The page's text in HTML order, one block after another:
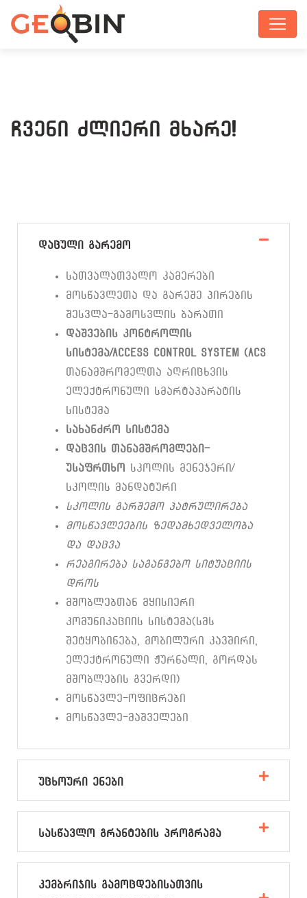
ჩვენი ძლიერი მხარე!
დაცული გარემო
სათვალათვალო კამერები
მოსწავლეთა და გარეშე პირების
შესვლა-გამოსვლის ბარათი
დაშვების კონტროლის
სისტემა/Access Control System (ACS
თანამშრომელთა აღრიცხვის
ელექტრონული სმარტაპარატის
სისტემა
სახანძრო
სისტემა
დაცვის თანამშრომლები -
უსაფრთხო
სკოლის მენეჯერი/
სკოლის მანდატური
სკოლის გარშემო პატრულირება
მოსწავლეების
ზედამხედველობა
და დაცვა
რეაგირება საგანგებო სიტუაციის
დროს
მშობლებთან მყისიერი
კომუნიკაციის სისტემა(სმს
შეტყობინება, მობილური კავშირი,
ელექტრონული ჟურნალი, გორდას
მშობლების გვერდი)
მოსწავლე-ოფიცრები
მოსწავლე-მაშველები
უცხოური ენები
სასწავლო გრანტების პროგრამა
კემბრიჯის გამოცდებისათვის